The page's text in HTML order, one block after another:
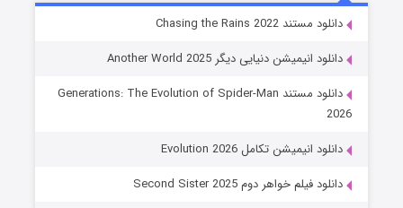
جادوگری در مغولستان
دانلود مستند Chasing the Rains 2022
دانلود انیمیشن دنیایی دیگر Another World 2025
دانلود مستند Generations: The Evolution of Spider-Man
2026
دانلود انیمیشن تکامل Evolution 2026
دانلود فیلم خواهر دوم Second Sister 2025